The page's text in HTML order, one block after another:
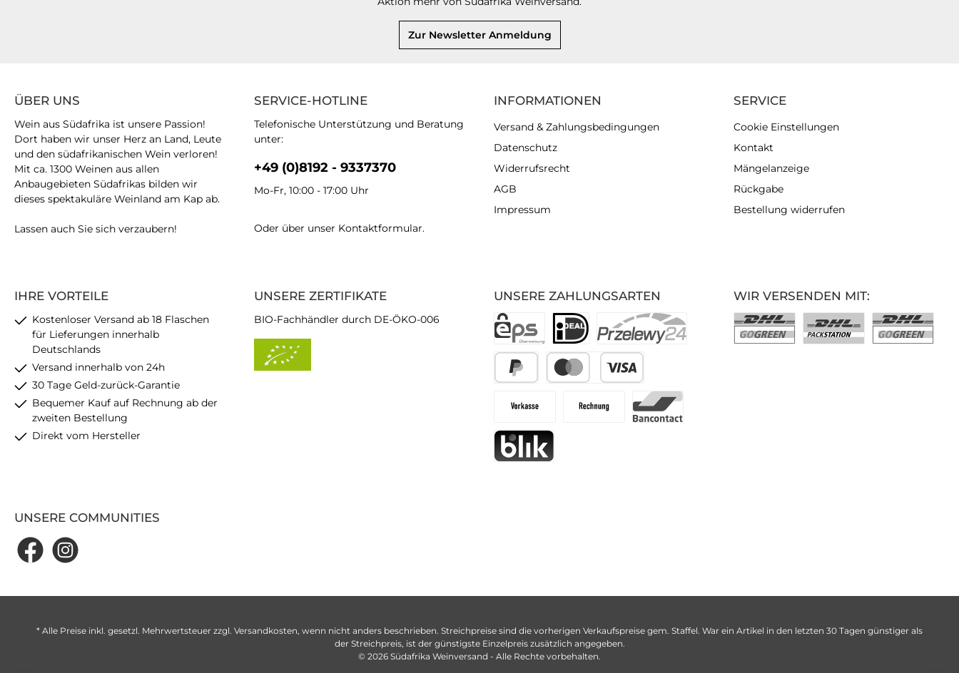
Zur Newsletter Anmeldung
SERVICE-HOTLINE
Telefonische Unterstützung und Beratung
unter:
+49 (0)8192 - 9337370
Mo-Fr, 10:00 - 17:00 Uhr
Oder über unser Kontaktformular.
IHRE VORTEILE
Kostenloser Versand ab 18 Flaschen
für Lieferungen innerhalb
Deutschlands
Versand innerhalb von 24h
30 Tage Geld-zurück-Garantie
Bequemer Kauf auf Rechnung ab der
zweiten Bestellung
Direkt vom Hersteller
UNSERE ZAHLUNGSARTEN
ÜBER UNS
Wein aus Südafrika ist unsere Passion!
Dort haben wir unser Herz an Land, Leute
und den südafrikanischen Wein verloren!
Mit ca. 1300 Weinen aus allen
Anbaugebieten Südafrikas bilden wir
dieses spektakuläre Weinland am Kap ab.
Lassen auch Sie sich verzaubern!
UNSERE ZERTIFIKATE
BIO-Fachhändler durch DE-ÖKO-006
INFORMATIONEN
Versand & Zahlungsbedingungen
Datenschutz
Widerrufsrecht
AGB
Impressum
SERVICE
Cookie Einstellungen
Kontakt
Mängelanzeige
Rückgabe
Bestellung widerrufen
UNSERE COMMUNITIES
WIR VERSENDEN MIT:
* Alle Preise inkl. gesetzl. Mehrwertsteuer zzgl. Versandkosten, wenn nicht anders beschrieben. Streichpreise sind die vorherigen Verkaufspreise gem. Staffel. War ein Artikel in den letzten 30 Tagen günstiger als
der Streichpreis, ist der günstigste Einzelpreis zusätzlich angegeben.
© 2026 Südafrika Weinversand - Alle Rechte vorbehalten.